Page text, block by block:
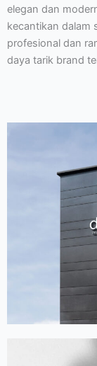
elegan dan
kecantikan dalam
profesional dan
daya tarik brand